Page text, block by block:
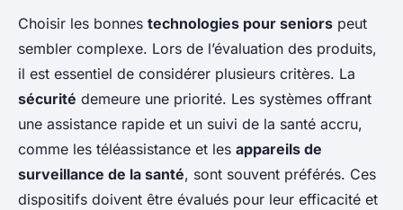
Choisir les bonnes technologies pour seniors peut
sembler complexe. Lors de l’évaluation des produits,
il est essentiel de considérer plusieurs critères. La
sécurité demeure une priorité. Les systèmes offrant
une assistance rapide et un suivi de la santé accru,
comme les téléassistance et les appareils de
surveillance de la santé, sont souvent préférés. Ces
dispositifs doivent être évalués pour leur efficacité et